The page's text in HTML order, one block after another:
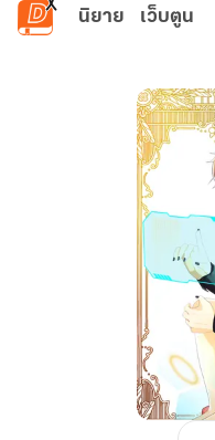
ข้ามไปยังเนื้อหาหลัก
นิยาย เว็บตูน